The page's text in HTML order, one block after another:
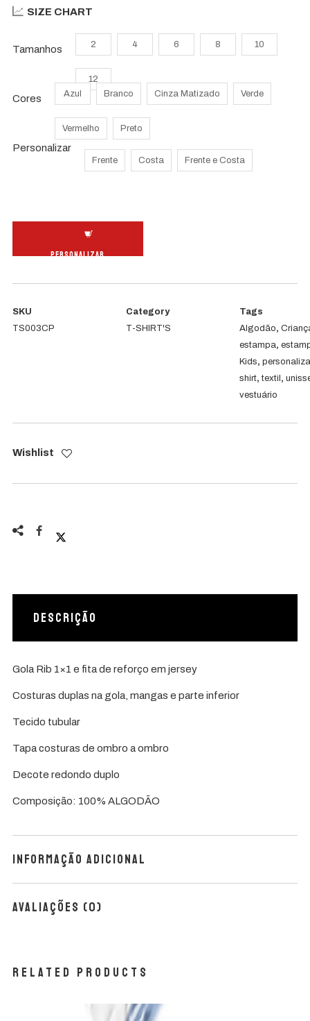
SIZE CHART
Tamanhos 2 4 6 8 10
12
Cores Azul Branco Cinza Matizado Verde
Vermelho Preto
Personalizar
Frente Costa Frente e Costa
Criança
PERSONALIZAR
SKU
TS003CP
Category
T-SHIRT'S
Tags
Algodão,
estampa,
Kids,
shirt, textil ,
vestuário
Wishlist
Descrição
Gola Rib 1×1 e fita de reforço em jersey
Costuras duplas na gola, mangas e parte inferior
Tecido tubular
Tapa costuras de ombro a ombro
Decote redondo duplo
Composição: 100% ALGODÃO
Informação adicional
Avaliações (0)
Related products